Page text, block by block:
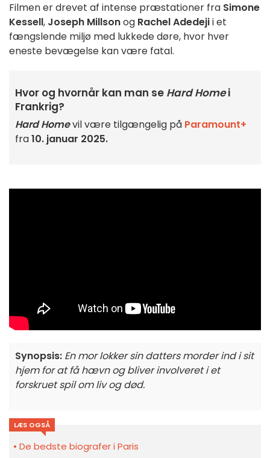
Filmen er drevet af intense præstationer fra Simone
Kessell, Joseph Millsonog Rachel Adedejii et
fængslende miljø med lukkede døre, hvor hver
eneste bevægelse kan være fatal.
Hvor og hvornår kan man se Hard Homei
Frankrig?
Hard Homevil være tilgængelig på Paramount+
fra10. januar 2025.
Synopsis: En mor lokker sin datters morder ind i sit
hjem for at få hævn og bliver involveret i et
forskruet spil om liv og død.
LÆS OGSÅ
De bedste biografer i Paris